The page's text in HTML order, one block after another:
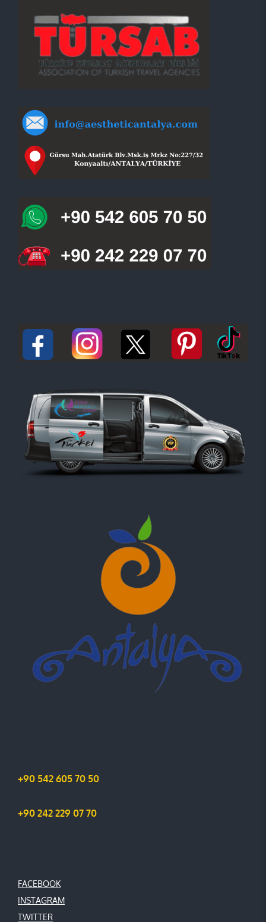
+90 542 605 70 50
+90 242 229 07 70
FACEBOOK
INSTAGRAM
TWITTER